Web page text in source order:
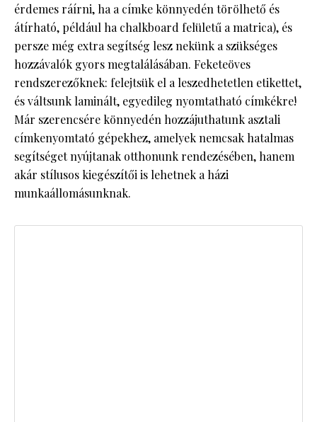
érdemes ráírni, ha a címke könnyedén törölhető és
átírható, például ha chalkboard felületű a matrica), és
persze még extra segítség lesz nekünk a szükséges
hozzávalók gyors megtalálásában. Feketeöves
rendszerezőknek: felejtsük el a leszedhetetlen etikettet,
és váltsunk laminált, egyedileg nyomtatható címkékre!
Már szerencsére könnyedén hozzájuthatunk asztali
címkenyomtató gépekhez, amelyek nemcsak hatalmas
segítséget nyújtanak otthonunk rendezésében, hanem
akár stílusos kiegészítői is lehetnek a házi
munkaállomásunknak.